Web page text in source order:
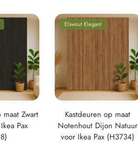
Zwart
Pax
Elswout Elegant
Kastdeuren op maat
Notenhout Dijon Natuur
voor Ikea Pax (H3734)